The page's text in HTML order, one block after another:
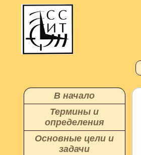
В начало
Термины и
определения
Основные цели и
задачи